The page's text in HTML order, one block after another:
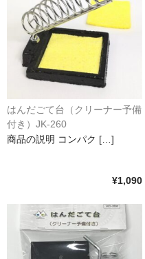
フットスイッチ
ヒートプレート
アウトドア・ホビー
生活雑貨
大工・ガレージ
アウトレット品
はんだごて台（クリーナー予備
付き）JK-260
商品の説明 コンパク […]
¥1,090